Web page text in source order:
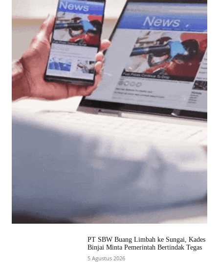
PT SBW Buang Limbah ke Sungai, Kades
Binjai Minta Pemerintah Bertindak Tegas
5 Agustus 2026